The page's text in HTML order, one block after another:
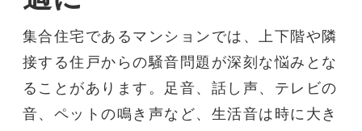
集合住宅であるマンションでは、上下階や隣
接する住戸からの騒音問題が深刻な悩みとな
ることがあります。足音、話し声、テレビの
音、ペットの鳴き声など、生活音は時に大き